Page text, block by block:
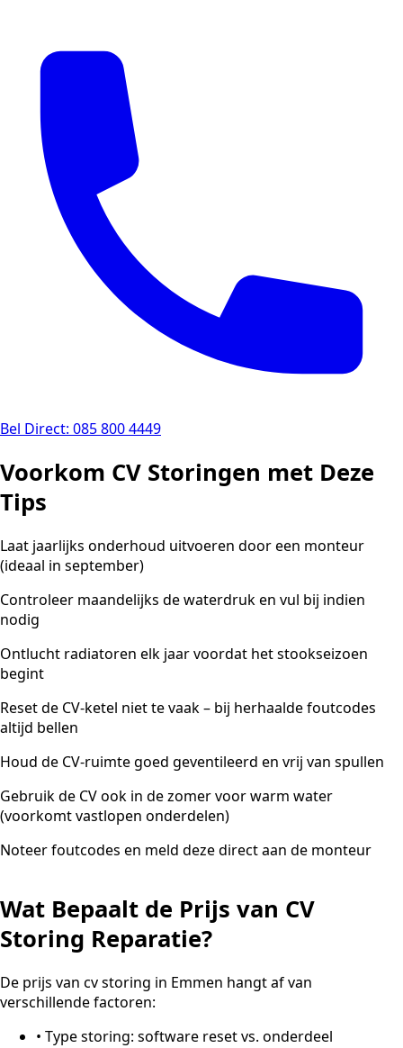
Bel Direct: 085 800 4449
Voorkom CV Storingen met Deze
Tips
Laat jaarlijks onderhoud uitvoeren door een monteur
(ideaal in september)
Controleer maandelijks de waterdruk en vul bij indien
nodig
Ontlucht radiatoren elk jaar voordat het stookseizoen
begint
Reset de CV-ketel niet te vaak – bij herhaalde foutcodes
altijd bellen
Houd de CV-ruimte goed geventileerd en vrij van spullen
Gebruik de CV ook in de zomer voor warm water
(voorkomt vastlopen onderdelen)
Noteer foutcodes en meld deze direct aan de monteur
Wat Bepaalt de Prijs van CV
Storing Reparatie?
De prijs van cv storing in Emmen hangt af van
verschillende factoren:
• Type storing: software reset vs. onderdeel